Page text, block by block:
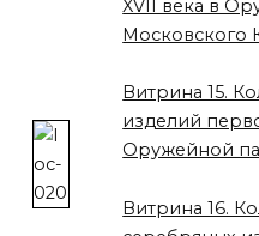
XVII века в
Московского
Витрина 15.
изделий
Оружейной
Витрина 16.